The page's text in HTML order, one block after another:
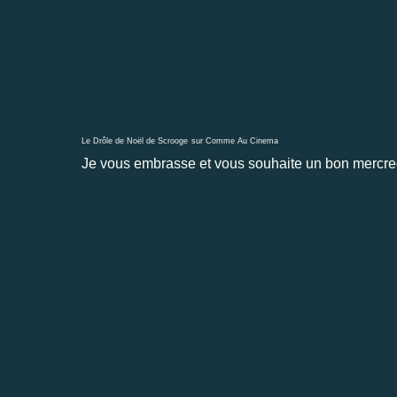
Le Drôle de Noël de Scrooge sur Comme Au Cinema
Je vous embrasse et vous souhaite un bon